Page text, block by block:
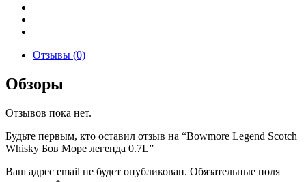
Отзывы (0)
Обзоры
Отзывов пока нет.
Будьте первым, кто оставил отзыв на “Bowmore Legend Scotch
Whisky Бов Море легенда 0.7L”
Ваш адрес email не будет опубликован. Обязательные поля